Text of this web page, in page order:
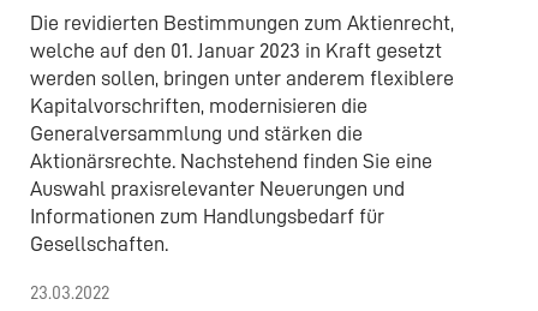
Die revidierten Bestimmungen zum Aktienrecht,
welche auf den 01. Januar 2023 in Kraft gesetzt
werden sollen, bringen unter anderem flexiblere
Kapitalvorschriften, modernisieren die
Generalversammlung und stärken die
Aktionärsrechte. Nachstehend finden Sie eine
Auswahl praxisrelevanter Neuerungen und
Informationen zum Handlungsbedarf für
Gesellschaften.
23.03.2022